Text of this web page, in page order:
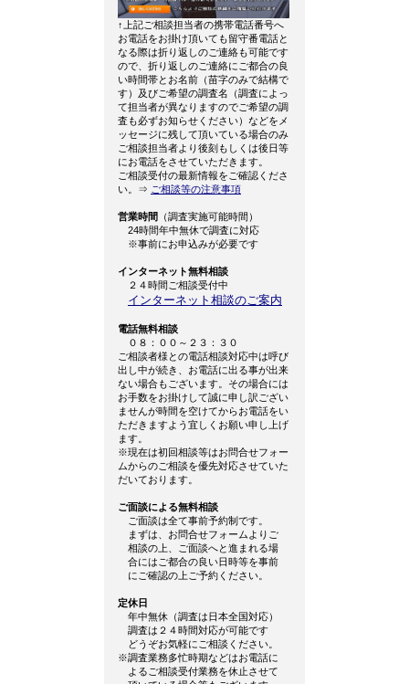
↑上記ご相談担当者の携帯電話番号へ
お電話をお掛け頂いても留守番電話と
なる際は折り返しのご連絡も可能です
ので、折り返しのご連絡にご都合の良
い時間帯とお名前（苗字のみで結構で
す）及びご希望の調査名（調査によっ
て担当者が異なりますのでご希望の調
査も必ずお知らせください）などをメ
ッセージに残して頂いている場合のみ
ご相談担当者より後刻もしくは後日等
にお電話をさせていただきます。
ご相談受付の最新情報をご確認くださ
い。⇒ ご相談等の注意事項
営業時間 （調査実施可能時間）
24時間年中無休で調査に対応
※事前にお申込みが必要です
インターネット無料相談
２４時間ご相談受付中
インターネット相談のご案内
電話無料相談
０８：００～２３：３０
ご相談者様との電話相談対応中は呼び
出し中が続き、お電話に出る事が出来
ない場合もございます。その場合には
お手数をお掛けして誠に申し訳ござい
ませんが時間を空けてからお電話をい
ただきますよう宜しくお願い申し上げ
ます。
※現在は初回相談等はお問合せフォー
ムからのご相談を優先対応させていた
だいております。
ご面談による無料相談
ご面談は全て事前予約制です。
まずは、お問合せフォームよりご
相談の上、ご面談へと進まれる場
合にはご都合の良い日時等を事前
にご確認の上ご予約ください。
定休日
年中無休（調査は日本全国対応）
調査は２４時間対応が可能です
どうぞお気軽にご相談ください。
※調査業務多忙時期などはお電話に
よるご相談受付業務を休止させて